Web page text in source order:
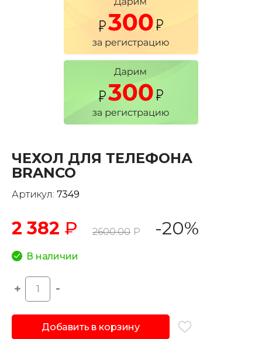
ЧЕХОЛ ДЛЯ ТЕЛЕФОНА
BRANCO
Артикул: 7349
2 382 ₽ 2600.00 Р -20%
В наличии
Добавить в корзину